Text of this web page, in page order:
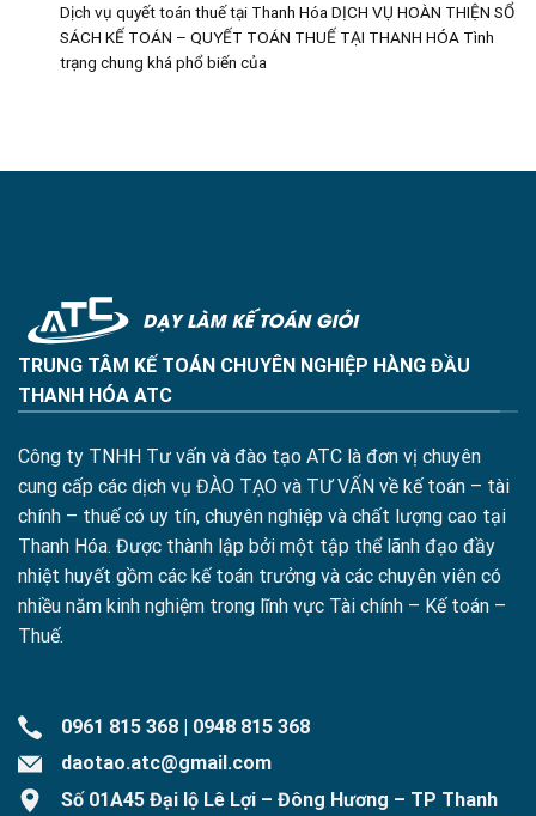
Dịch vụ quyết toán thuế tại Thanh Hóa DỊCH VỤ HOÀN THIỆN SỔ
SÁCH KẾ TOÁN – QUYẾT TOÁN THUẾ TẠI THANH HÓA Tình
trạng chung khá phổ biến của
TRUNG TÂM KẾ TOÁN CHUYÊN NGHIỆP HÀNG ĐẦU
THANH HÓA ATC
Công ty TNHH Tư vấn và đào tạo ATC là đơn vị chuyên
cung cấp các dịch vụ ĐÀO TẠO và TƯ VẤN về kế toán – tài
chính – thuế có uy tín, chuyên nghiệp và chất lượng cao tại
Thanh Hóa. Được thành lập bởi một tập thể lãnh đạo đầy
nhiệt huyết gồm các kế toán trưởng và các chuyên viên có
nhiều năm kinh nghiệm trong lĩnh vực Tài chính – Kế toán –
Thuế.
0961 815 368
0948 815 368
daotao.atc@gmail.com
Số 01A45 Đại lộ Lê Lợi – Đông Hương – TP Thanh